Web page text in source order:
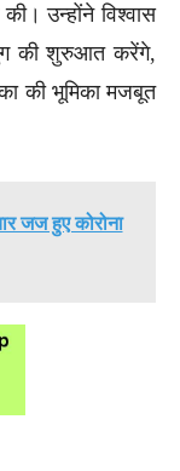
उन्होंने विश्वास
की शुरुआत करेंगे,
की भूमिका मजबूत
जज हुए कोरोना